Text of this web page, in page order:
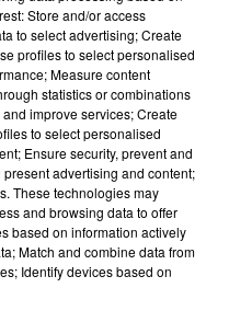
: UNE FEMME ET
ET LA...
le feu après avoir
bébé de trois mois
Store and/or access
to select advertising; Create
profiles to select personalised
Measure content
statistics or combinations
improve services; Create
to select personalised
Ensure security, prevent and
advertising and content;
These technologies may
and browsing data to offer
based on information actively
Match and combine data from
Identify devices based on